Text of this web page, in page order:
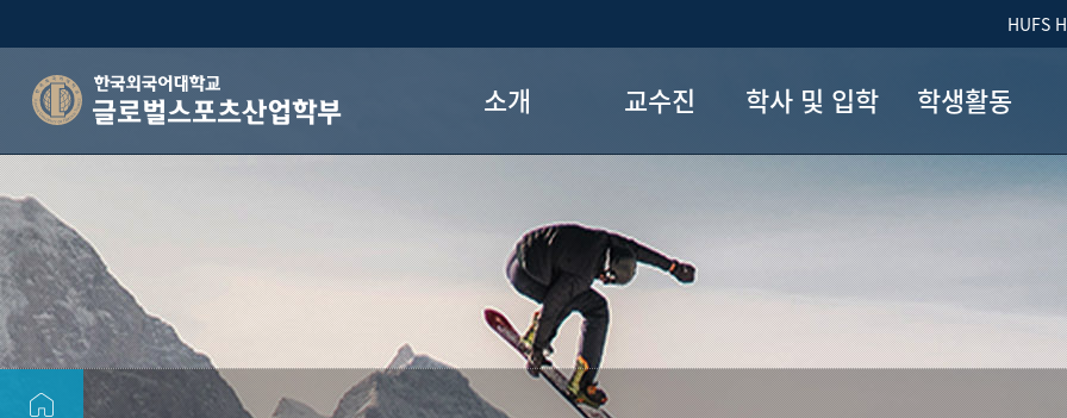
HUFS
글로벌스포츠산업학부 소개
학부 연혁
졸업 후 진로
학부 후원
오시는 길
교수진 학사 및 입학
학부내규
커리큘럼
졸업요건
이중/부전공
7+1 제도
학생활동
학생회
학회 활동
학부 갤러리